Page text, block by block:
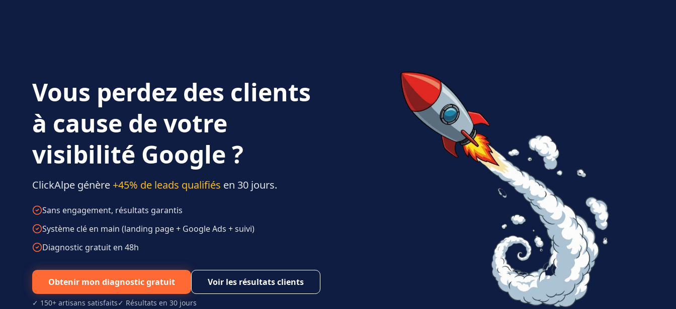
Vous perdez des clients
à cause de votre
visibilité Google ?
ClickAlpe génère +45% de leads qualifiés en 30 jours.
Sans engagement, résultats garantis
Système clé en main (landing page + Google Ads + suivi)
Diagnostic gratuit en 48h
Obtenir mon diagnostic gratuit Voir les résultats clients
✓ 150+ artisans satisfaits✓ Résultats en 30 jours